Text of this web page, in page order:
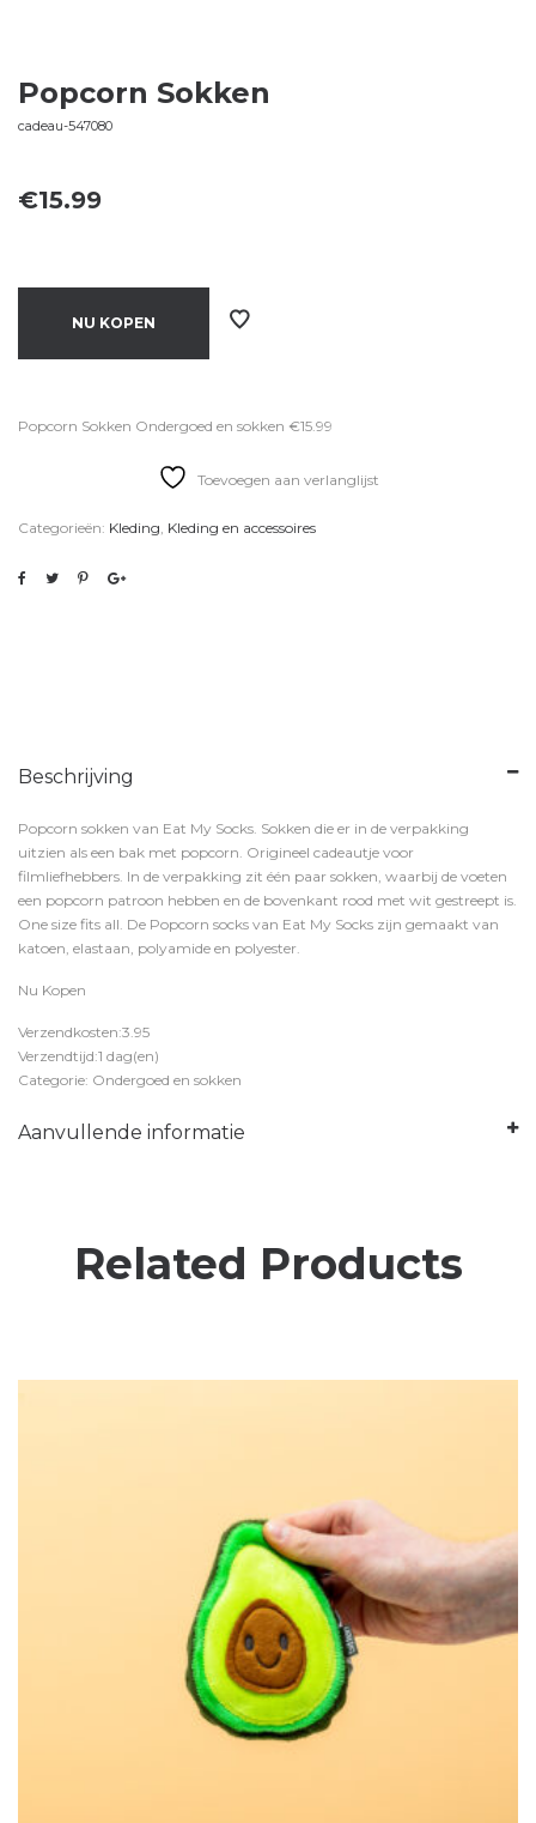
Popcorn Sokken
cadeau-547080
€15.99
NU KOPEN
Popcorn Sokken Ondergoed en sokken €15.99
Toevoegen aan verlanglijst
Categorieën: Kleding, Kleding en accessoires
Beschrijving
Popcorn sokken van Eat My Socks. Sokken die er in de verpakking
uitzien als een bak met popcorn. Origineel cadeautje voor
filmliefhebbers. In de verpakking zit één paar sokken, waarbij de voeten
een popcorn patroon hebben en de bovenkant rood met wit gestreept is.
One size fits all. De Popcorn socks van Eat My Socks zijn gemaakt van
katoen, elastaan, polyamide en polyester.
Nu Kopen
Verzendkosten:3.95
Verzendtijd:1 dag(en)
Categorie: Ondergoed en sokken
Aanvullende informatie
Related Products